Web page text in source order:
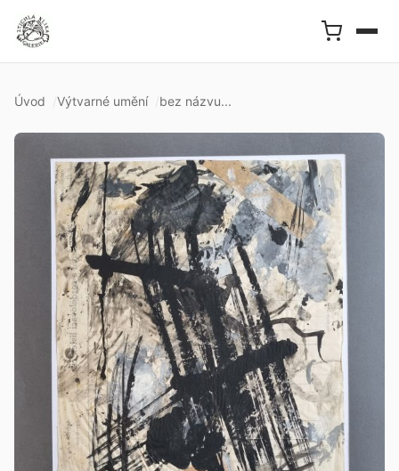
Úvod Výtvarné umění bez názvu...